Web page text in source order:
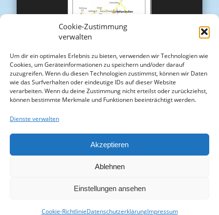
Cookie-Zustimmung
verwalten
Um dir ein optimales Erlebnis zu bieten, verwenden wir Technologien wie
Cookies, um Geräteinformationen zu speichern und/oder darauf
zuzugreifen. Wenn du diesen Technologien zustimmst, können wir Daten
wie das Surfverhalten oder eindeutige IDs auf dieser Website
verarbeiten. Wenn du deine Zustimmung nicht erteilst oder zurückziehst,
können bestimmte Merkmale und Funktionen beeinträchtigt werden.
Dienste verwalten
Akzeptieren
Ablehnen
Einstellungen ansehen
Cookie-RichtlinieDatenschutzerklärungImpressum